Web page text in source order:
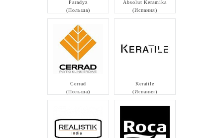
Paradyz
(Польша)
Absolut Keramika
(Испания)
Cerrad
(Польша)
Keratile
(Испания)